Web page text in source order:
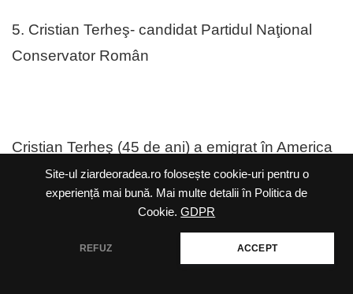
Site-ul ziardeoradea.ro folosește cookie-uri pentru o
experiență mai bună. Mai multe detalii în Politica de
Cookie. GDPR
REFUZ ACCEPT
5. Cristian Terheş- candidat Partidul Naţional
Conservator Român
Cristian Terheş (45 de ani) a emigrat în America
în anul 2002, după terminarea Seminarului
teologic din Oradea. În SUA, a fost preot al
California. S-a remarcat în spaţiul public în vara